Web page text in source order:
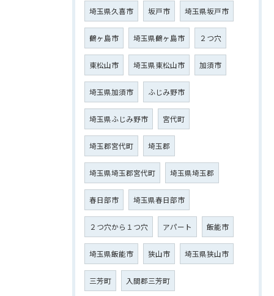
埼玉県久喜市 坂戸市 埼玉県坂戸市
鶴ヶ島市 埼玉県鶴ヶ島市 ２つ穴
東松山市 埼玉県東松山市 加須市
埼玉県加須市 ふじみ野市
埼玉県ふじみ野市 宮代町
埼玉郡宮代町 埼玉郡
埼玉県埼玉郡宮代町 埼玉県埼玉郡
春日部市 埼玉県春日部市
２つ穴から１つ穴 アパート 飯能市
埼玉県飯能市 狭山市 埼玉県狭山市
三芳町 入間郡三芳町